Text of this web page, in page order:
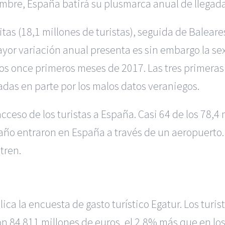
España batirá su plusmarca anual de
(18,1 millones de turistas), seguida de
variación anual presenta es sin embargo la
once primeros meses de 2017. Las tres
en parte por los malos datos veraniegos.
de los turistas a España. Casi 64 de los
entraron en España a través de un
la encuesta de gasto turístico Egatur. Los
millones de euros, el 2,8% más que en